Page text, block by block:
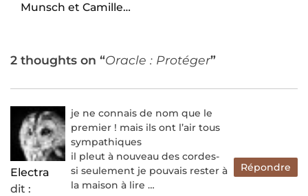
Munsch et Camille
2 thoughts on “Oracle : Protéger”
Electra
dit :
je ne connais de nom que le
premier ! mais ils ont l’air tous
sympathiques
il pleut à nouveau des cordes-
si seulement je pouvais rester à
la maison à lire …
Répondre